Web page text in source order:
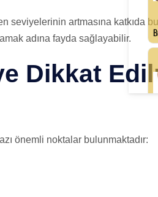
seviyelerinin artmasına katkıda
adına fayda sağlayabilir.
Dikkat
önemli noktalar bulunmaktadır: